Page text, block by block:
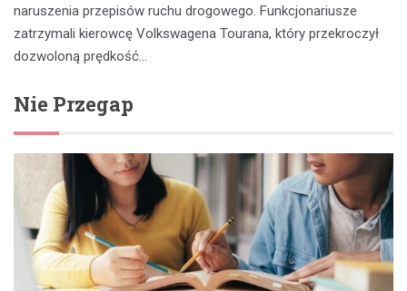
naruszenia przepisów ruchu drogowego. Funkcjonariusze
zatrzymali kierowcę Volkswagena Tourana, który przekroczył
dozwoloną prędkość…
Nie Przegap